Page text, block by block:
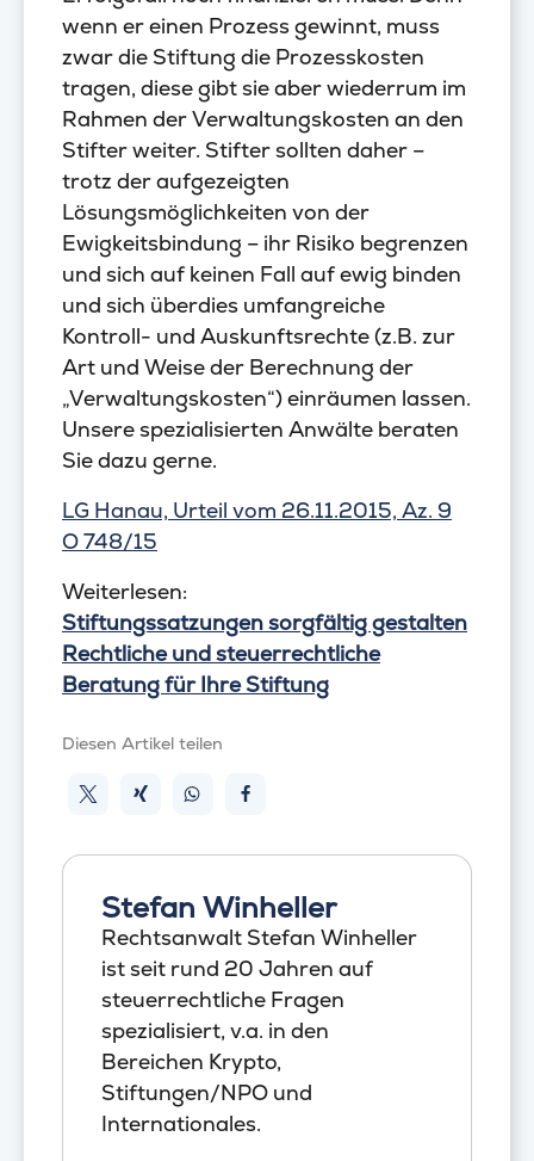
wenn er einen Prozess gewinnt, muss
zwar die Stiftung die Prozesskosten
tragen, diese gibt sie aber wiederrum im
Rahmen der Verwaltungskosten an den
Stifter weiter. Stifter sollten daher –
trotz der aufgezeigten
Lösungsmöglichkeiten von der
Ewigkeitsbindung – ihr Risiko begrenzen
und sich auf keinen Fall auf ewig binden
und sich überdies umfangreiche
Kontroll- und Auskunftsrechte (z.B. zur
Art und Weise der Berechnung der
„Verwaltungskosten“) einräumen lassen.
Unsere spezialisierten Anwälte beraten
Sie dazu gerne.
LG Hanau, Urteil vom 26.11.2015, Az. 9
O 748/15
Weiterlesen:
Stiftungssatzungen sorgfältig gestalten
Rechtliche und steuerrechtliche
Beratung für Ihre Stiftung
Diesen Artikel teilen
Stefan Winheller
Rechtsanwalt Stefan Winheller
ist seit rund 20 Jahren auf
steuerrechtliche Fragen
spezialisiert, v.a. in den
Bereichen Krypto,
Stiftungen/NPO und
Internationales.